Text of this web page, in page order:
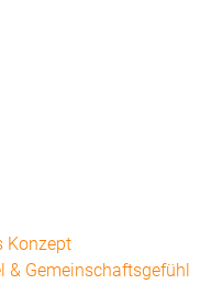
Konzept
& Gemeinschaftsgefühl